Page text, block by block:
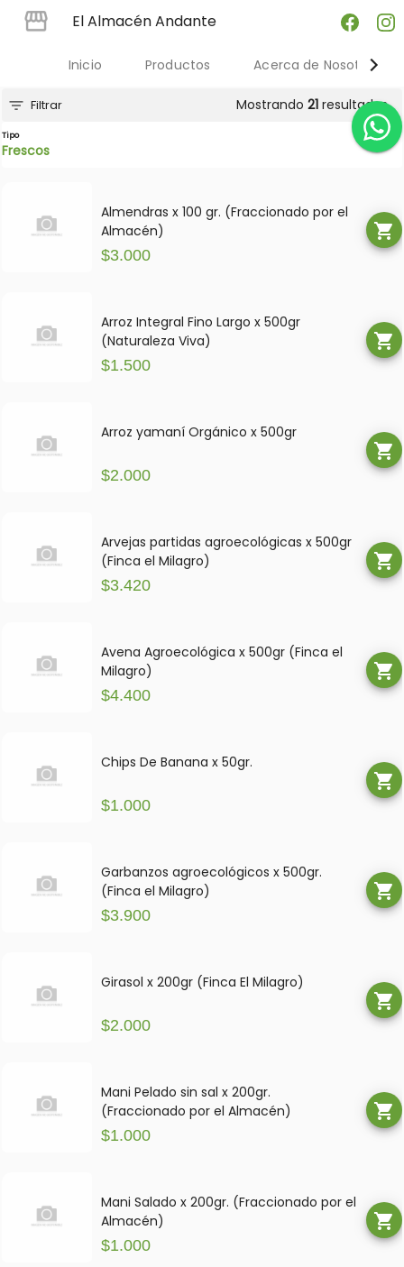
El Almacén Andante
Inicio Productos Acerca de Nosotres
filter_list Filtrar Mostrando 21 resultados
Tipo
Frescos
Almendras x 100 gr. (Fraccionado por el
Almacén)
$3.000
shopping_cart
Arroz Integral Fino Largo x 500gr
(Naturaleza Viva)
$1.500
shopping_cart
Arroz yamaní Orgánico x 500gr
$2.000
shopping_cart
Arvejas partidas agroecológicas x 500gr
(Finca el Milagro)
$3.420
shopping_cart
Avena Agroecológica x 500gr (Finca el
Milagro)
$4.400
shopping_cart
Chips De Banana x 50gr.
$1.000
shopping_cart
Garbanzos agroecológicos x 500gr.
(Finca el Milagro)
$3.900
shopping_cart
Girasol x 200gr (Finca El Milagro)
$2.000
shopping_cart
Mani Pelado sin sal x 200gr.
(Fraccionado por el Almacén)
$1.000
shopping_cart
Mani Salado x 200gr. (Fraccionado por el
Almacén)
$1.000
shopping_cart